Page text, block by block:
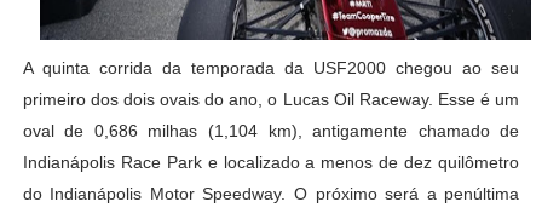
A quinta corrida da temporada da USF2000 chegou ao seu
primeiro dos dois ovais do ano, o Lucas Oil Raceway. Esse é um
oval de 0,686 milhas (1,104 km), antigamente chamado de
Indianápolis Race Park e localizado a menos de dez quilômetro
do Indianápolis Motor Speedway. O próximo será a penúltima